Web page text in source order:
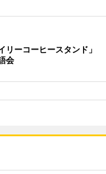
リーコーヒースタンド」
会